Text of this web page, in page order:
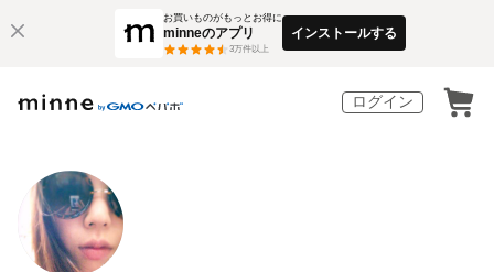
お買いものがもっとお得に
minneのアプリ
3万件以上
インストールする
ログイン